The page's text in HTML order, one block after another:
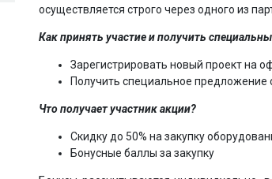
осуществляется строго через одного из
Как принять участие и получить
Зарегистрировать новый проект на
Получить специальное предложение
Что получает участник акции?
Скидку до 50% на закупку
Бонусные баллы за закупку